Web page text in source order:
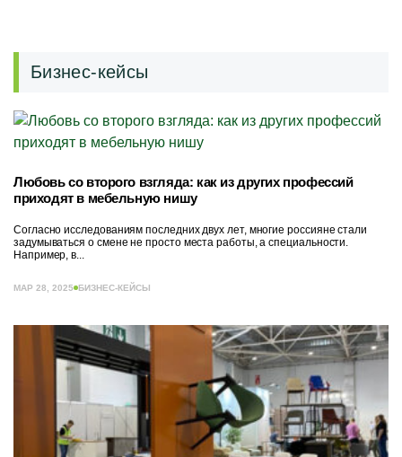
Бизнес-кейсы
Любовь со второго взгляда: как из других профессий
приходят в мебельную нишу
Согласно исследованиям последних двух лет, многие россияне стали
задумываться о смене не просто места работы, а специальности.
Например, в...
МАР 28, 2025 БИЗНЕС-КЕЙСЫ